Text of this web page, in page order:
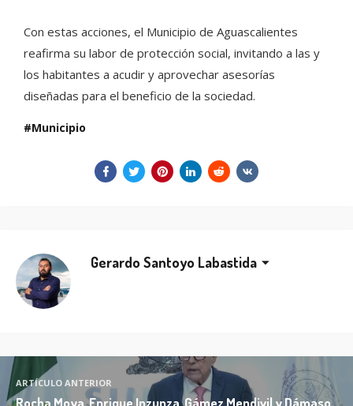
Con estas acciones, el Municipio de Aguascalientes
reafirma su labor de protección social, invitando a las y
los habitantes a acudir y aprovechar asesorías
diseñadas para el beneficio de la sociedad.
Municipio
Gerardo Santoyo Labastida
ARTÍCULO ANTERIOR
Rocha Moya, Enrique Inzunza, Gámez Mendivil y Dámaso